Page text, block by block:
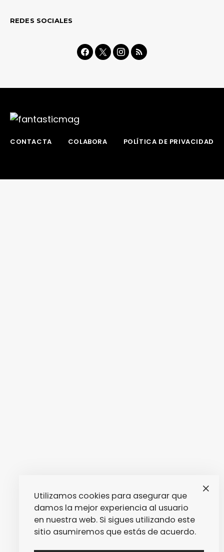
REDES SOCIALES
CONTACTA COLABORA POLÍTICA DE PRIVACIDAD
Utilizamos cookies para asegurar que
damos la mejor experiencia al usuario
en nuestra web. Si sigues utilizando este
sitio asumiremos que estás de acuerdo.